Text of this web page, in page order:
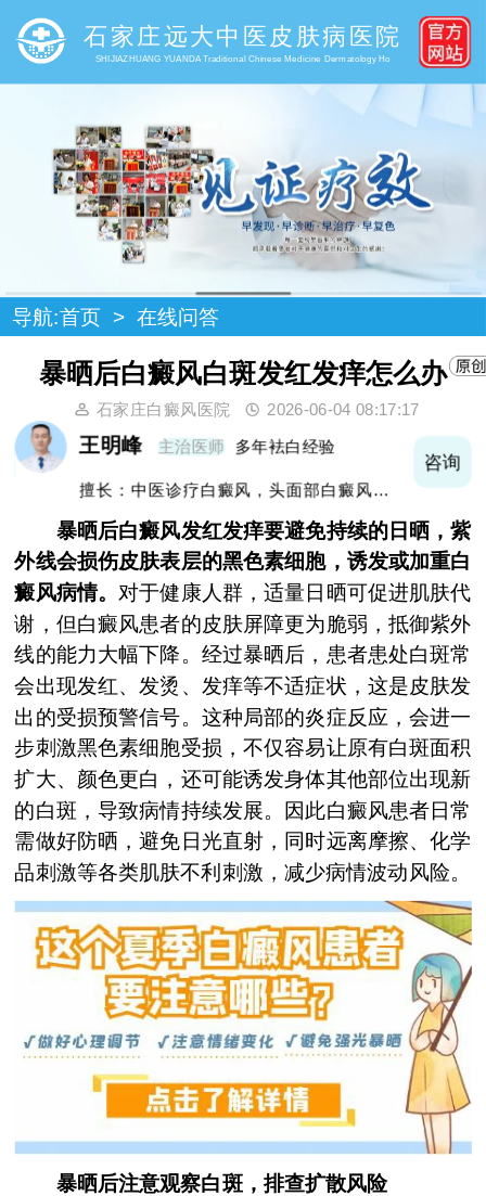
石家庄远大中医皮肤病医院
SHIJIAZHUANG YUANDA Traditional Chinese Medicine Dermatology Ho
导航:首页 > 在线问答
暴晒后白癜风白斑发红发痒怎么办
石家庄白癜风医院 2026-06-04 08:17:17
王明峰 主治医师 多年袪白经验
擅长：中医诊疗白癜风，头面部白癜风，青
咨询
暴晒后白癜风发红发痒要避免持续的日晒，紫
外线会损伤皮肤表层的黑色素细胞，诱发或加重白
癜风病情。 对于健康人群，适量日晒可促进肌肤代
谢，但白癜风患者的皮肤屏障更为脆弱，抵御紫外
线的能力大幅下降。经过暴晒后，患者患处白斑常
会出现发红、发烫、发痒等不适症状，这是皮肤发
出的受损预警信号。这种局部的炎症反应，会进一
步刺激黑色素细胞受损，不仅容易让原有白斑面积
扩大、颜色更白，还可能诱发身体其他部位出现新
的白斑，导致病情持续发展。因此白癜风患者日常
需做好防晒，避免日光直射，同时远离摩擦、化学
品刺激等各类肌肤不利刺激，减少病情波动风险。
暴晒后注意观察白斑，排查扩散风险